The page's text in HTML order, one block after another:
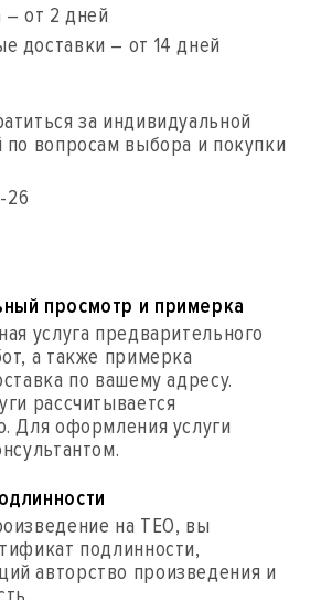
от 2 дней
доставки – от 14 дней
за индивидуальной
по вопросам выбора и покупки
26
просмотр и примерка
услуга предварительного
а также примерка
по вашему адресу.
рассчитывается
Для оформления услуги
на ТЕО, вы
подлинности,
авторство произведения и